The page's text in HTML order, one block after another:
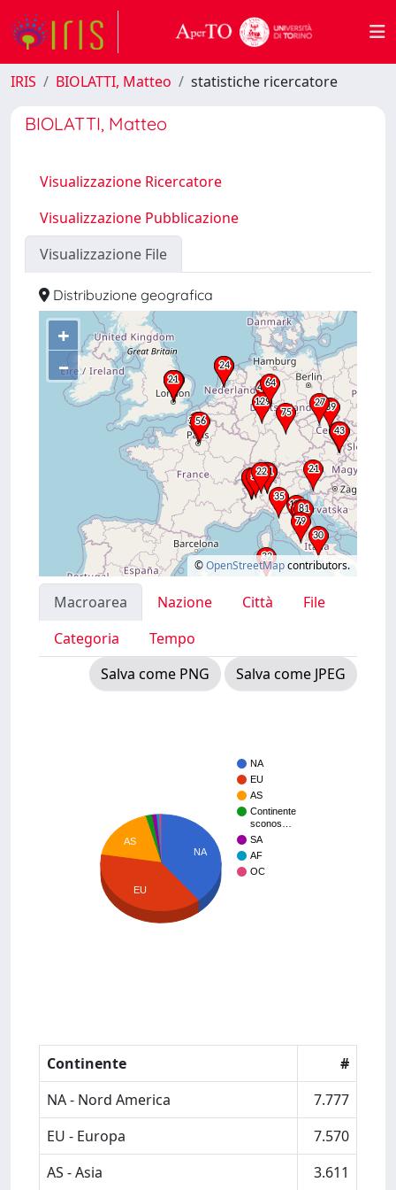
IRIS BIOLATTI, Matteo statistiche ricercatore
BIOLATTI, Matteo
Visualizzazione Ricercatore
Visualizzazione Pubblicazione
Visualizzazione File
Distribuzione geografica
+
–
©OpenStreetMapcontributors.
Macroarea Nazione Città
File
Categoria
Tempo
Salva come PNG
Salva come JPEG
NA
EU
AS
Continente
sconos…
SA
AF
OC
NA
AS
EU
Continente
#
NA - Nord America
7.777
EU - Europa
7.570
AS - Asia
3.611